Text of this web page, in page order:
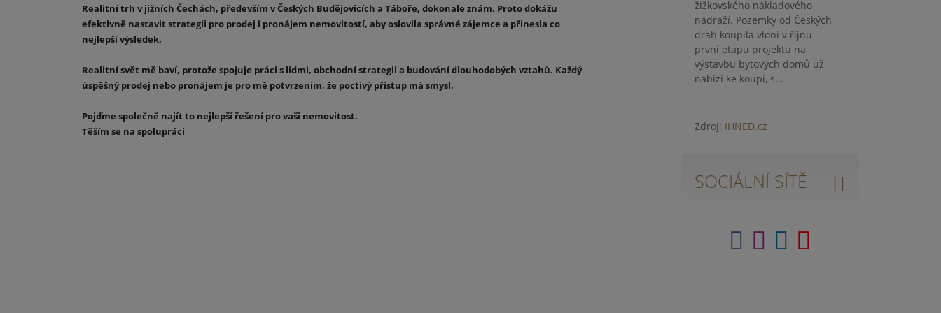
Realitní trh v jižních Čechách, především v Českých Budějovicích a Táboře, dokonale znám. Proto dokážu
efektivně nastavit strategii pro prodej i pronájem nemovitostí, aby oslovila správné zájemce a přinesla co
nejlepší výsledek.
Realitní svět mě baví, protože spojuje práci s lidmi, obchodní strategii a budování dlouhodobých vztahů. Každý
úspěšný prodej nebo pronájem je pro mě potvrzením, že poctivý přístup má smysl.
Pojďme společně najít to nejlepší řešení pro vaši nemovitost.
Těším se na spolupráci
žižkovského nákladového
nádraží. Pozemky od Českých
drah koupila vloni v říjnu –
první etapu projektu na
výstavbu bytových domů už
nabízí ke koupi, s...
Zdroj: IHNED.cz
SOCIÁLNÍ SÍTĚ